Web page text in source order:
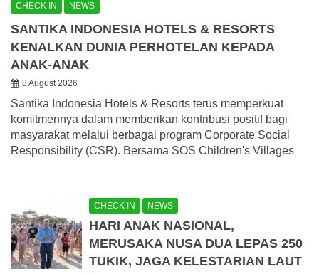
CHECK IN NEWS
SANTIKA INDONESIA HOTELS & RESORTS
KENALKAN DUNIA PERHOTELAN KEPADA
ANAK-ANAK
8 August 2026
Santika Indonesia Hotels & Resorts terus memperkuat
komitmennya dalam memberikan kontribusi positif bagi
masyarakat melalui berbagai program Corporate Social
Responsibility (CSR). Bersama SOS Children's Villages
CHECK IN NEWS
HARI ANAK NASIONAL,
MERUSAKA NUSA DUA LEPAS 250
TUKIK, JAGA KELESTARIAN LAUT